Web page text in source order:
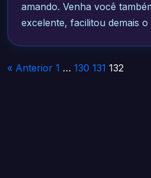
amando. Venha você
excelente, facilitou demais
Paginação
« Anterior 1 … 130 131 132